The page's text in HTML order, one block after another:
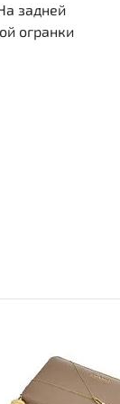
задней
огранки